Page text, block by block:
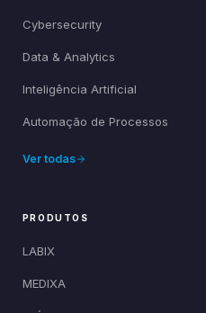
Cybersecurity
Data & Analytics
Inteligência Artificial
Automação de Processos
Ver todas
PRODUTOS
LABIX
MEDIXA